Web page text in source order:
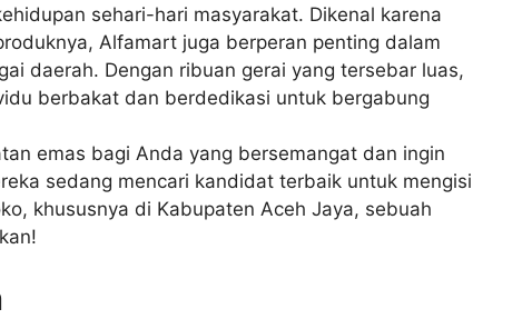
sehari-hari masyarakat. Dikenal karena
Alfamart juga berperan penting dalam
daerah. Dengan ribuan gerai yang tersebar luas,
berbakat dan berdedikasi untuk bergabung
emas bagi Anda yang bersemangat dan ingin
sedang mencari kandidat terbaik untuk mengisi
khususnya di Kabupaten Aceh Jaya, sebuah